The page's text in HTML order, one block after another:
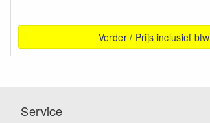
Verder / Prijs inclusief btw
Service